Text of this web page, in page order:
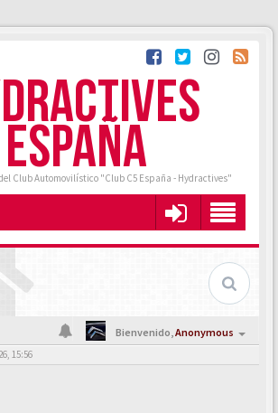
ESPAÑA
Club Automovilístico "Club C5 España - Hydractives"
Bienvenido,Anonymous
15:56